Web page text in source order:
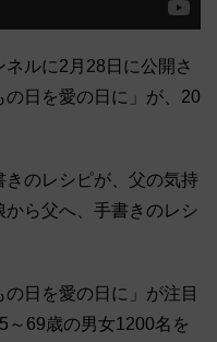
ルに2月28日に公開さ
日を愛の日に」が、20
きのレシピが、父の気持
ら⽗へ、⼿書きのレシ
日を愛の日に」が注目
～69歳の男女1200名を